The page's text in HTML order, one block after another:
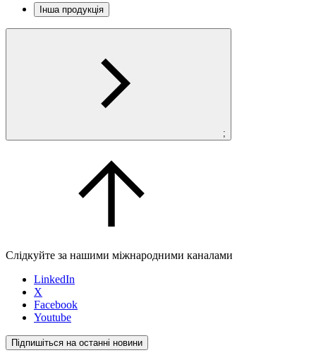
Інша продукція
;
Слідкуйте за нашими міжнародними каналами
LinkedIn
X
Facebook
Youtube
Підпишіться на останні новини